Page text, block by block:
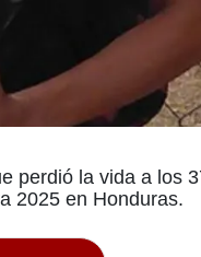
perdió la vida a los
2025 en Honduras.